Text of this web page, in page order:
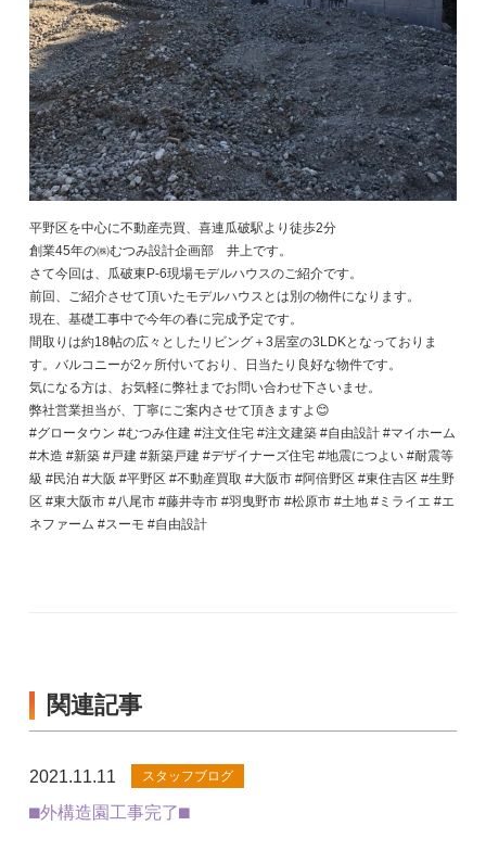
平野区を中心に不動産売買、喜連瓜破駅より徒歩2分
創業45年の㈱むつみ設計企画部 井上です。
さて今回は、瓜破東P-6現場モデルハウスのご紹介です。
前回、ご紹介させて頂いたモデルハウスとは別の物件になります。
現在、基礎工事中で今年の春に完成予定です。
間取りは約18帖の広々としたリビング＋3居室の3LDKとなっておりま
す。バルコニーが2ヶ所付いており、日当たり良好な物件です。
気になる方は、お気軽に弊社までお問い合わせ下さいませ。
弊社営業担当が、丁寧にご案内させて頂きますよ😊
#グロータウン #むつみ住建 #注文住宅 #注文建築 #自由設計 #マイホーム
#木造 #新築 #戸建 #新築戸建 #デザイナーズ住宅 #地震につよい #耐震等
級 #民泊 #大阪 #平野区 #不動産買取 #大阪市 #阿倍野区 #東住吉区 #生野
区 #東大阪市 #八尾市 #藤井寺市 #羽曳野市 #松原市 #土地 #ミライエ #エ
ネファーム #スーモ #自由設計
関連記事
2021.11.11 スタッフブログ
⬛︎外構造園工事完了⬛︎